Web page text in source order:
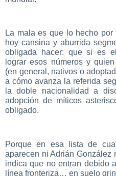
La mala es que lo hecho
hoy cansina y aburrida
obligada hacer: que si es
lograr esos números y
(en general, nativos o
a cómo avanza la referida
la doble nacionalidad a
adopción de míticos
obligado.
Porque en esa lista de
aparecen ni Adrián González
indica que no entran debido
línea fronteriza… en suelo